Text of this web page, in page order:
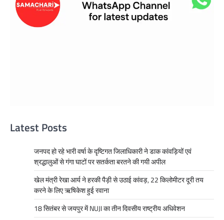
Latest Posts
जनपद हो रहे भारी वर्षा के दृष्टिगत जिलाधिकारी ने डाक कांवड़ियों एवं
श्रद्धालुओं से गंगा घाटों पर सतर्कता बरतने की गयी अपील
खेल मंत्री रेखा आर्य ने हरकी पैड़ी से उठाई कांवड़, 22 किलोमीटर दूरी तय
करने के लिए ऋषिकेश हुई रवाना
18 सितंबर से जयपुर में NUJI का तीन दिवसीय राष्ट्रीय अधिवेशन